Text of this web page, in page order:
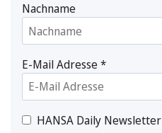
Nachname
E-Mail Adresse*
HANSA Daily Newsletter